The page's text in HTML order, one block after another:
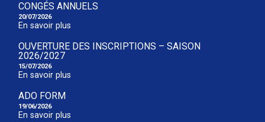
CONGÉS ANNUELS
20/07/2026
En savoir plus
OUVERTURE DES INSCRIPTIONS – SAISON
2026/2027
15/07/2026
En savoir plus
ADO FORM
19/06/2026
En savoir plus